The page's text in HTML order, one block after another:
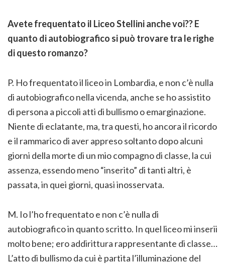
Avete frequentato il Liceo Stellini anche voi?? E
quanto di autobiografico si può trovare tra le righe
di questo romanzo?
P. Ho frequentato il liceo in Lombardia, e non c’è nulla
di autobiografico nella vicenda, anche se ho assistito
di persona a piccoli atti di bullismo o emarginazione.
Niente di eclatante, ma, tra questi, ho ancora il ricordo
e il rammarico di aver appreso soltanto dopo alcuni
giorni della morte di un mio compagno di classe, la cui
assenza, essendo meno “inserito” di tanti altri, è
passata, in quei giorni, quasi inosservata.
M. Io l’ho frequentato e non c’è nulla di
autobiografico in quanto scritto. In quel liceo mi inserii
molto bene; ero addirittura rappresentante di classe…
L’atto di bullismo da cui è partita l’illuminazione del